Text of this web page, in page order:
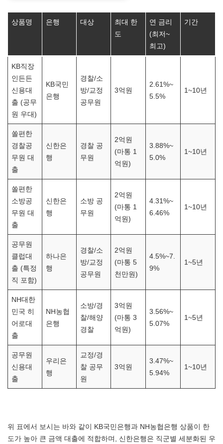
상품명 은행 대상
최대 한
도
연 금리
(최저~
최고)
기간
KB직장
인든든
신용대
출 (공무
원 우대)
KB국민
은행
경찰/소
방/교정
공무원
3억원
2.61%~
5.5%
1~10년
쏠편한
경찰공
무원 대
출
신한은
행
경찰 공
무원
2억원
(마통 1
억원)
3.88%~
5.0%
1~10년
쏠편한
소방공
무원 대
출
신한은
행
소방 공
무원
2억원
(마통 1
억원)
4.31%~
6.46%
1~10년
공무원
클럽대
출 (특정
직 포함)
하나은
행
경찰/소
방/교정
공무원
2억원
(마통 5
천만원)
4.5%~7.
9%
1~5년
NH대한
민국 히
어로대
출
NH농협
은행
소방/경
찰/해양
경찰
3억원
(마통 3
억원)
3.56%~
5.07%
1~5년
공무원
신용대
출
우리은
행
교정/경
찰 공무
원
3억원
3.47%~
5.94%
1~10년
위 표에서 보시는 바와 같이 KB국민은행과 NH농협은행 상품이 한
도가 높아 큰 금액 대출에 적합하며, 신한은행은 직군별 세분화된 우